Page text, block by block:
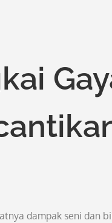
dampak seni dan